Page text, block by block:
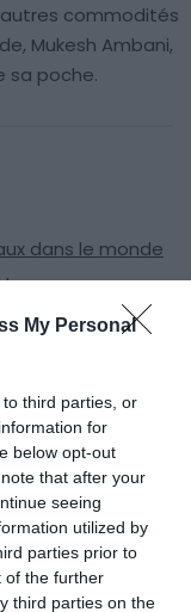
My Personal
third parties, or
for
below opt-out
that after your
seeing
utilized by
parties prior to
of the further
third parties on the
commodités
Mukesh Ambani,
sa poche.
dans le monde
plus claires au